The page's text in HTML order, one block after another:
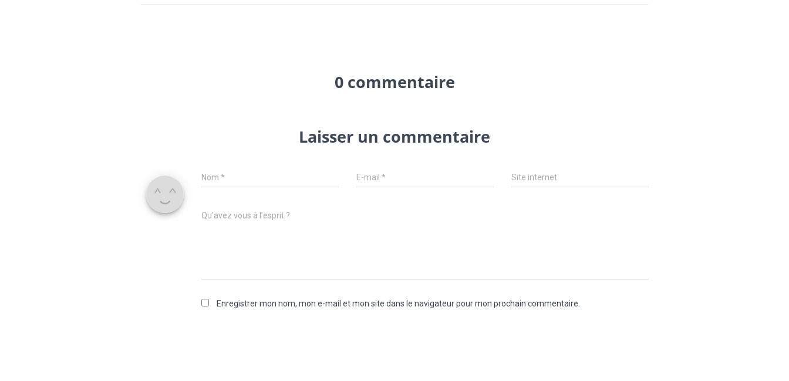
0 commentaire
Laisser un commentaire
Nom * E-mail * Site internet
Qu’avez vous à l’esprit ?
Enregistrer mon nom, mon e-mail et mon site dans le navigateur pour mon prochain commentaire.